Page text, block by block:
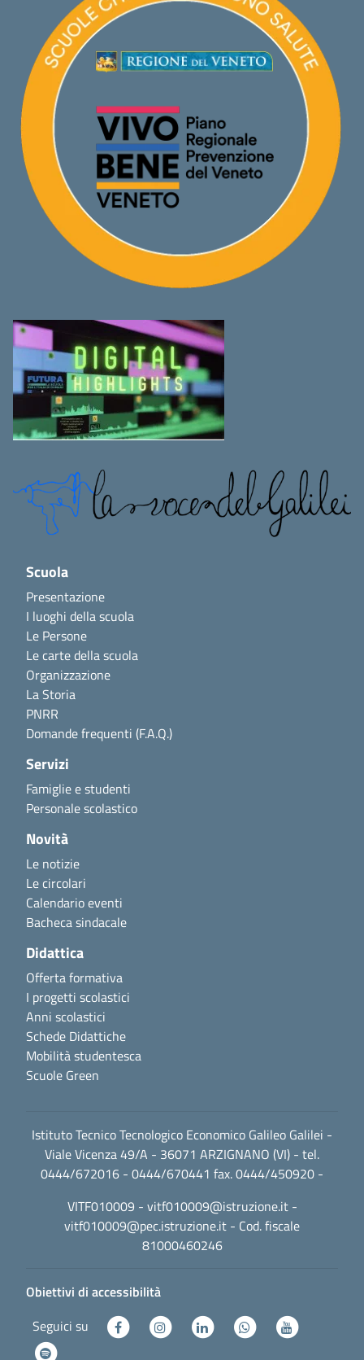
Scuola
Presentazione
I luoghi della scuola
Le Persone
Le carte della scuola
Organizzazione
La Storia
PNRR
Domande frequenti (F.A.Q.)
Servizi
Famiglie e studenti
Personale scolastico
Novità
Le notizie
Le circolari
Calendario eventi
Bacheca sindacale
Didattica
Offerta formativa
I progetti scolastici
Anni scolastici
Schede Didattiche
Mobilità studentesca
Scuole Green
Istituto Tecnico Tecnologico Economico Galileo Galilei -
Viale Vicenza 49/A - 36071 ARZIGNANO (VI) - tel.
0444/672016 - 0444/670441 fax. 0444/450920 -
VITF010009 - vitf010009@istruzione.it-
vitf010009@pec.istruzione.it - Cod. fiscale
81000460246
Obiettivi di accessibilità
Seguici su